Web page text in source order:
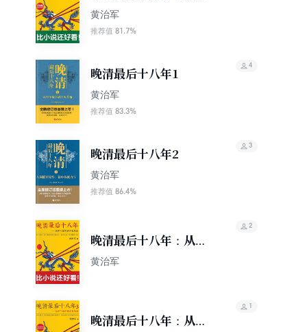
午战争到辛亥革命4
黄治军
推荐值 81.7%
晚清最后十八年1
黄治军
推荐值 83.3%
4
晚清最后十八年2
黄治军
推荐值 86.4%
3
晚清最后十八年：从甲
午战争到辛亥革命1
黄治军
2
晚清最后十八年：从甲
1